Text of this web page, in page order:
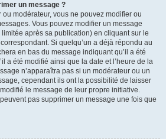
un message ?
ou modérateur, vous ne pouvez modifier ou
Vous pouvez modifier un message
après sa publication) en cliquant sur le
Si quelqu’un a déjà répondu au
en bas du message indiquant qu’il a été
a été modifié ainsi que la date et l’heure de la
n’apparaîtra pas si un modérateur ou un
cependant ils ont la possibilité de laisser
le message de leur propre initiative.
pas supprimer un message une fois que